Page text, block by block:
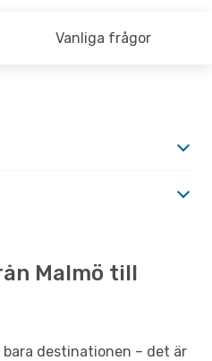
Vanliga frågor
Malmö till
bara destinationen – det är